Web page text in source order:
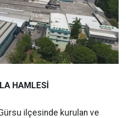
HAMLESİ
Gürsu ilçesinde kurulan ve